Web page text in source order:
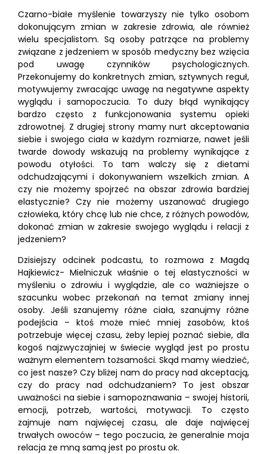
Czarno-białe myślenie towarzyszy nie tylko osobom
dokonującym zmian w zakresie zdrowia, ale również
wielu specjalistom. Są osoby patrzące na problemy
związane z jedzeniem w sposób medyczny bez wzięcia
pod uwagę czynników psychologicznych.
Przekonujemy do konkretnych zmian, sztywnych reguł,
motywujemy zwracając uwagę na negatywne aspekty
wyglądu i samopoczucia. To duży błąd wynikający
bardzo często z funkcjonowania systemu opieki
zdrowotnej. Z drugiej strony mamy nurt akceptowania
siebie i swojego ciała w każdym rozmiarze, nawet jeśli
twarde dowody wskazują na problemy wynikające z
powodu otyłości. To tam walczy się z dietami
odchudzającymi i dokonywaniem wszelkich zmian. A
czy nie możemy spojrzeć na obszar zdrowia bardziej
elastycznie? Czy nie możemy uszanować drugiego
człowieka, który chcę lub nie chce, z różnych powodów,
dokonać zmian w zakresie swojego wyglądu i relacji z
jedzeniem?
Dzisiejszy odcinek podcastu, to rozmowa z Magdą
Hajkiewicz- Mielniczuk właśnie o tej elastyczności w
myśleniu o zdrowiu i wyglądzie, ale co ważniejsze o
szacunku wobec przekonań na temat zmiany innej
osoby. Jeśli szanujemy różne ciała, szanujmy różne
podejścia – ktoś może mieć mniej zasobów, ktoś
potrzebuje więcej czasu, żeby lepiej poznać siebie, dla
kogoś najzwyczajniej w świecie wygląd jest po prostu
ważnym elementem tożsamości. Skąd mamy wiedzieć,
co jest nasze? Czy bliżej nam do pracy nad akceptacją,
czy do pracy nad odchudzaniem? To jest obszar
uważności na siebie i samopoznawania – swojej historii,
emocji, potrzeb, wartości, motywacji. To często
zajmuje nam najwięcej czasu, ale daje najwięcej
trwałych owoców – tego poczucia, że generalnie moja
relacja ze mną samą jest po prostu ok.